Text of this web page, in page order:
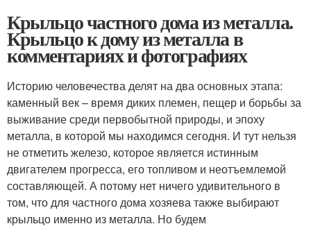
Крыльцо частного дома из металла.
Крыльцо к дому из металла в
комментариях и фотографиях
Историю человечества делят на два основных этапа:
каменный век – время диких племен, пещер и борьбы за
выживание среди первобытной природы, и эпоху
металла, в которой мы находимся сегодня. И тут нельзя
не отметить железо, которое является истинным
двигателем прогресса, его топливом и неотъемлемой
составляющей. А потому нет ничего удивительного в
том, что для частного дома хозяева также выбирают
крыльцо именно из металла. Но будем